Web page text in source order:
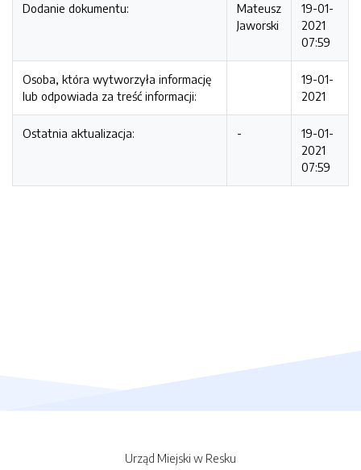
Dodanie dokumentu:
Mateusz
Jaworski
19-01-
2021
07:59
Osoba, która wytworzyła informację
lub odpowiada za treść informacji:
19-01-
2021
Ostatnia aktualizacja: -
19-01-
2021
07:59
Urząd Miejski w Resku